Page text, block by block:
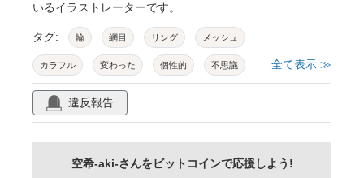
いるイラストレーターです。
タグ: 輪 網目 リング メッシュ
カラフル 変わった 個性的 不思議
抽象的 おもしろい
バックグラウンド 背景 素材
全て表示 ≫
違反報告
空希-aki-さんをビットコインで応援しよう!